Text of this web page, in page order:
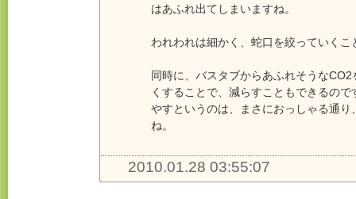
はあふれ出てしまいますね。
われわれは細かく、蛇口を絞っていくこ
同時に、バスタブからあふれそうな
くすることで、減らすこともできるの
やすというのは、まさにおっしゃる通り
ね。
2010.01.28 03:55:07